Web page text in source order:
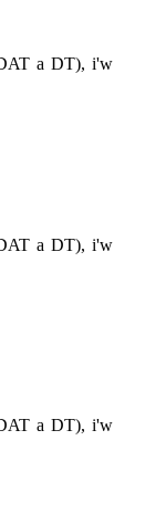
a DT), i'w
a DT), i'w
a DT), i'w